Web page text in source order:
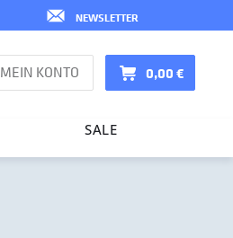
NEWSLETTER
MEIN KONTO 0,00 €
SALE